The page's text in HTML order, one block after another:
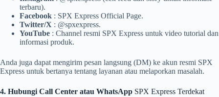
terbaru).
Facebook : SPX Express Official Page.
Twitter/X : @spxexpress.
YouTube : Channel resmi SPX Express untuk video tutorial dan
informasi produk.
Anda juga dapat mengirim pesan langsung (DM) ke akun resmi SPX
Express untuk bertanya tentang layanan atau melaporkan masalah.
4. Hubungi Call Center atau WhatsApp SPX Express Terdekat